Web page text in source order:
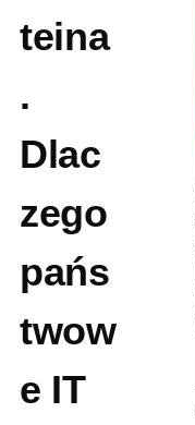
teina
.
Dlac
zego
pańs
twow
e IT